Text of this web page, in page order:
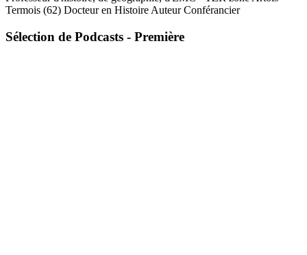
Termois (62) Docteur en Histoire Auteur Conférancier
Sélection de Podcasts - Première